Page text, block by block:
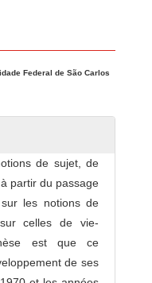
Federal de São Carlos
de sujet, de
partir du passage
les notions de
celles de vie-
est que ce
de ses